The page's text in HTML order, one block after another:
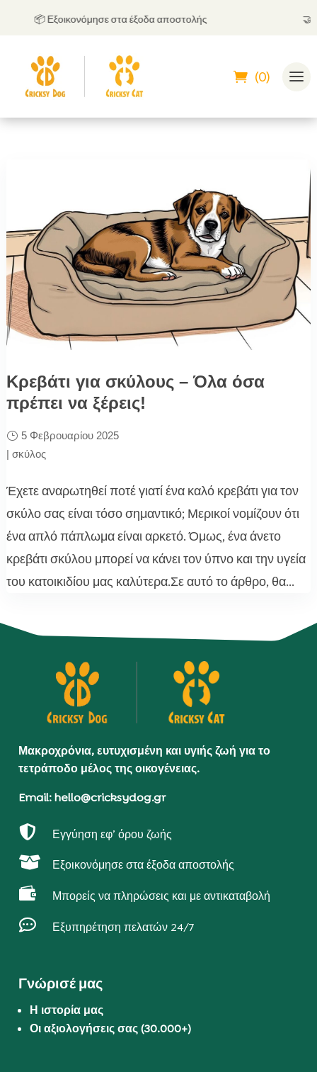
📦 Εξοικονόμησε στα έξοδα αποστολής 🤝
(0)
Κρεβάτι για σκύλους – Όλα όσα
πρέπει να ξέρεις!
5 Φεβρουαρίου 2025
| σκύλος
Έχετε αναρωτηθεί ποτέ γιατί ένα καλό κρεβάτι για τον
σκύλο σας είναι τόσο σημαντικό; Μερικοί νομίζουν ότι
ένα απλό πάπλωμα είναι αρκετό. Όμως, ένα άνετο
κρεβάτι σκύλου μπορεί να κάνει τον ύπνο και την υγεία
του κατοικιδίου μας καλύτερα.Σε αυτό το άρθρο, θα...
Μακροχρόνια, ευτυχισμένη και υγιής ζωή για το
τετράποδο μέλος της οικογένειας.
Email: hello@cricksydog.gr
 Εγγύηση εφ’ όρου ζωής
 Εξοικονόμησε στα έξοδα αποστολής
 Μπορείς να πληρώσεις και με αντικαταβολή
 Εξυπηρέτηση πελατών 24/7
Γνώρισέ μας
Η ιστορία μας
Οι αξιολογήσεις σας (30.000+)